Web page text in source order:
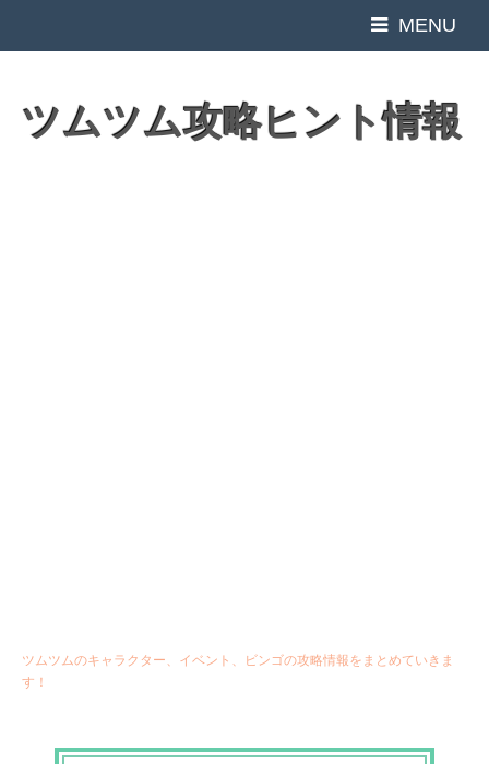
MENU
ツムツム攻略ヒント情報
ツムツムのキャラクター、イベント、ビンゴの攻略情報をまとめていきま
す！